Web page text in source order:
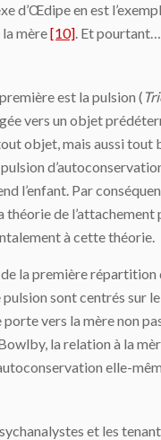
d’Œdipe en est
mère[10]. Et pourtant…
est la pulsion (
vers un objet
objet, mais aussi tout
l’enfant. Par
de
à cette théorie.
la première répartition
sont centrés sur
porte vers la mère non
la relation à la
elle-
et les